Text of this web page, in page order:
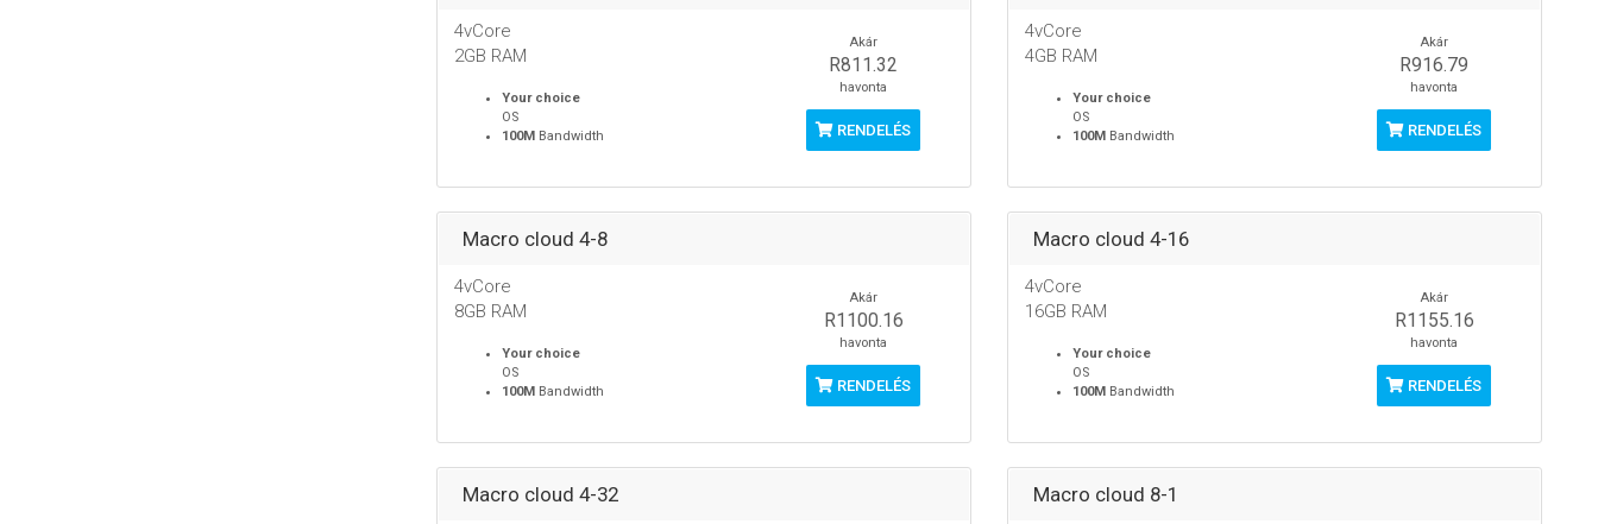
4vCore
2GB RAM
Your choice
OS
100M Bandwidth
Akár
R811.32
havonta
RENDELÉS
4vCore
4GB RAM
Your choice
OS
100M Bandwidth
Akár
R916.79
havonta
RENDELÉS
Macro cloud 4-8
4vCore
8GB RAM
Your choice
OS
100M Bandwidth
Akár
R1100.16
havonta
RENDELÉS
Macro cloud 4-16
4vCore
16GB RAM
Your choice
OS
100M Bandwidth
Akár
R1155.16
havonta
RENDELÉS
Macro cloud 4-32 Macro cloud 8-1